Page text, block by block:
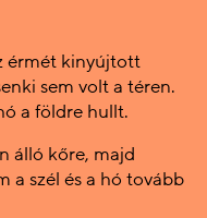
érmét kinyújtott
sem volt a téren.
a földre hullt.
álló kőre, majd
szél és a hó tovább